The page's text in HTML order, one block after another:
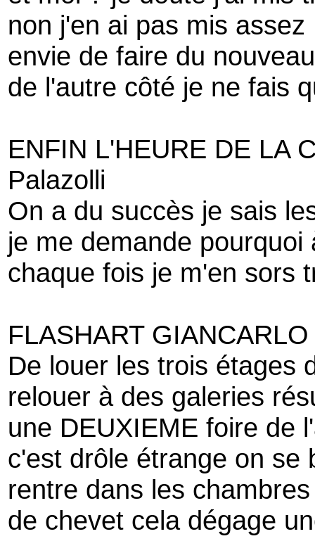
non j'en ai pas mis assez
envie de faire du nouveau
de l'autre côté je ne fais
ENFIN L'HEURE DE LA
Palazolli
On a du succès je sais
je me demande
chaque fois je m'en sors
FLASHART
De louer les trois étages
relouer à des galeries
une DEUXIEME foire de
c'est drôle étrange on se
rentre dans les
de chevet cela dégage